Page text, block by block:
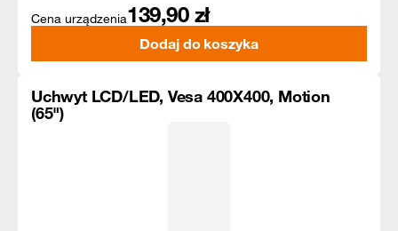
Cena urządzenia139,90 zł
Dodaj do koszyka
Uchwyt LCD/LED, Vesa 400X400, Motion
(65")